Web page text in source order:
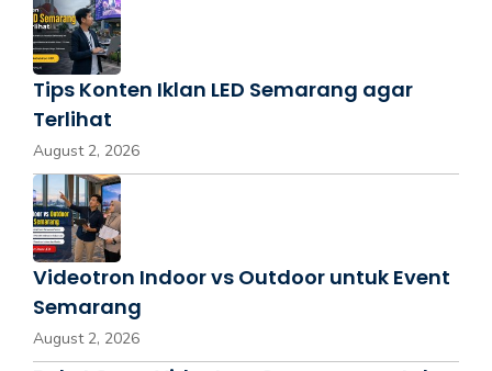
Tips Konten Iklan LED Semarang agar
Terlihat
August 2, 2026
Videotron Indoor vs Outdoor untuk Event
Semarang
August 2, 2026